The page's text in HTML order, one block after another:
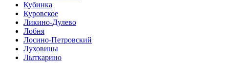
Кубинка
Куровское
Ликино-Дулево
Лобня
Лосино-Петровский
Луховицы
Лыткарино